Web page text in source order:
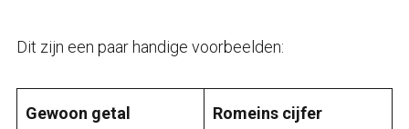
Dit zijn een paar handige voorbeelden:
Gewoon getal Romeins cijfer